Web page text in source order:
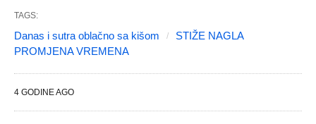
TAGS:
Danas i sutra oblačno sa kišom
STIŽE NAGLA
PROMJENA VREMENA
4 GODINE AGO